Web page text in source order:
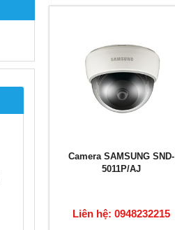
Camera SAMSUNG SND-
5011P/AJ
Liên hệ: 0948232215